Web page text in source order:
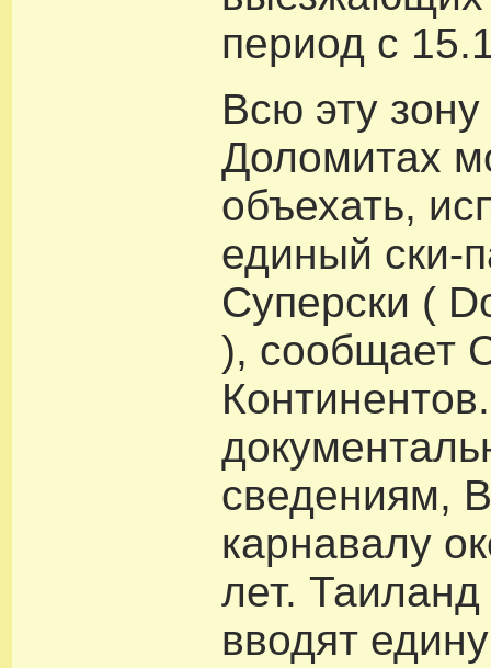
период с
Всю эту
Доломитах
объехать,
единый ски-
Суперски (
), сообщает
сведениям,
карнавалу
лет.
вводят